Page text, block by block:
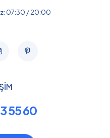
07:30 / 20:00
55 60